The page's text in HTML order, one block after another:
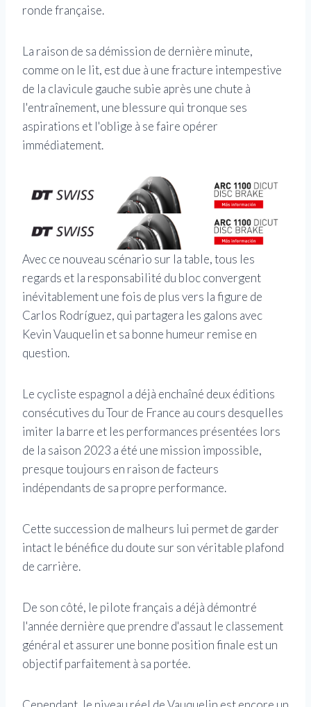
ronde française.
La raison de sa démission de dernière minute,
comme on le lit, est due à une fracture intempestive
de la clavicule gauche subie après une chute à
l'entraînement, une blessure qui tronque ses
aspirations et l'oblige à se faire opérer
immédiatement.
Avec ce nouveau scénario sur la table, tous les
regards et la responsabilité du bloc convergent
inévitablement une fois de plus vers la figure de
Carlos Rodríguez, qui partagera les galons avec
Kevin Vauquelin et sa bonne humeur remise en
question.
Le cycliste espagnol a déjà enchaîné deux éditions
consécutives du Tour de France au cours desquelles
imiter la barre et les performances présentées lors
de la saison 2023 a été une mission impossible,
presque toujours en raison de facteurs
indépendants de sa propre performance.
Cette succession de malheurs lui permet de garder
intact le bénéfice du doute sur son véritable plafond
de carrière.
De son côté, le pilote français a déjà démontré
l'année dernière que prendre d'assaut le classement
général et assurer une bonne position finale est un
objectif parfaitement à sa portée.